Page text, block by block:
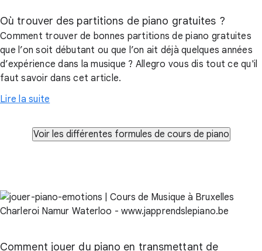
Où trouver des partitions de piano gratuites ?
Comment trouver de bonnes partitions de piano gratuites
que l’on soit débutant ou que l’on ait déjà quelques années
d’expérience dans la musique ? Allegro vous dis tout ce qu'il
faut savoir dans cet article.
Lire la suite
Comment jouer du piano en transmettant de